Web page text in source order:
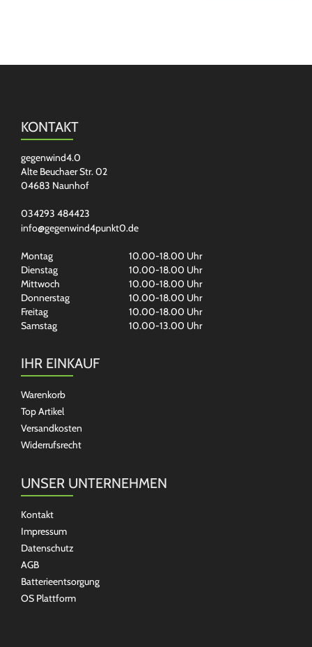
KONTAKT
gegenwind4.0
Alte Beuchaer Str. 02
04683 Naunhof
034293 484423
info@gegenwind4punkt0.de
Montag
10.00-18.00 Uhr
Dienstag
10.00-18.00 Uhr
Mittwoch
10.00-18.00 Uhr
Donnerstag
10.00-18.00 Uhr
Freitag
10.00-18.00 Uhr
Samstag
10.00-13.00 Uhr
IHR EINKAUF
Warenkorb
Top Artikel
Versandkosten
Widerrufsrecht
UNSER UNTERNEHMEN
Kontakt
Impressum
Datenschutz
AGB
Batterieentsorgung
OS Plattform